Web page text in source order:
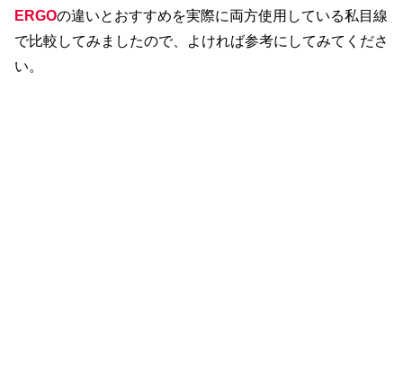
ERGOの違いとおすすめを実際に両方使用している私目線
で比較してみましたので、よければ参考にしてみてくださ
い。